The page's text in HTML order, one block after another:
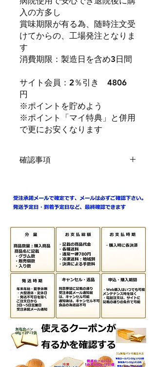
入の方多し
賞味期限が有る為、随時注文受
けてからの、工場発注となりま
す
消費期限：製造日を含め3日間
サイト会員：2％引き 4806
円
※ポイントを貯めよう
※ポイント「マイ特典」と併用
で更にお安くなります
確認事項
便の発送後1日で到着可能地域（佐川
急便提供）